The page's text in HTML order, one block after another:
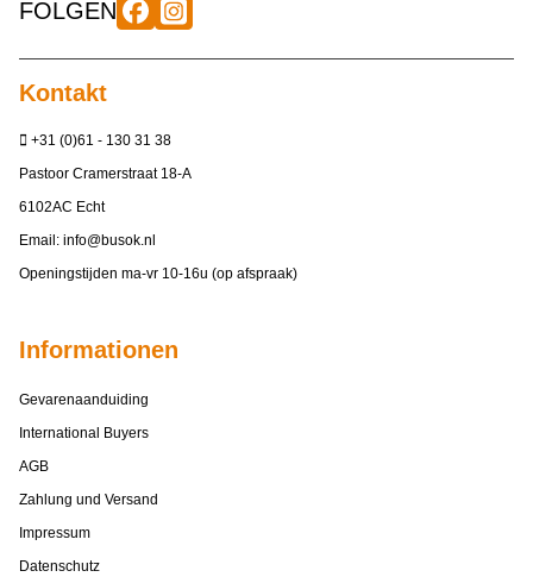
FOLGEN
Kontakt
+31 (0)61 - 130 31 38
Pastoor Cramerstraat 18-A
6102AC Echt
Email: info@busok.nl
Openingstijden ma-vr 10-16u (op afspraak)
Informationen
Gevarenaanduiding
International Buyers
AGB
Zahlung und Versand
Impressum
Datenschutz